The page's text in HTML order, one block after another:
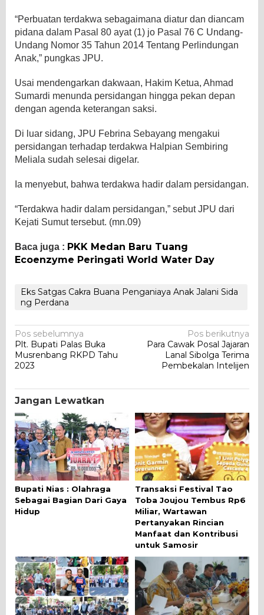
“Perbuatan terdakwa sebagaimana diatur dan diancam
pidana dalam Pasal 80 ayat (1) jo Pasal 76 C Undang-
Undang Nomor 35 Tahun 2014 Tentang Perlindungan
Anak,” pungkas JPU.
Usai mendengarkan dakwaan, Hakim Ketua, Ahmad
Sumardi menunda persidangan hingga pekan depan
dengan agenda keterangan saksi.
Di luar sidang, JPU Febrina Sebayang mengakui
persidangan terhadap terdakwa Halpian Sembiring
Meliala sudah selesai digelar.
Ia menyebut, bahwa terdakwa hadir dalam persidangan.
“Terdakwa hadir dalam persidangan,” sebut JPU dari
Kejati Sumut tersebut. (mn.09)
Baca juga : PKK Medan Baru Tuang
Ecoenzyme Peringati World Water Day
Eks Satgas Cakra Buana Penganiaya Anak Jalani Sida
ng Perdana
Navigasi
pos
Pos sebelumnya
Plt. Bupati Palas Buka
Musrenbang RKPD Tahu
2023
Pos berikutnya
Para Cawak Posal Jajaran
Lanal Sibolga Terima
Pembekalan Intelijen
Jangan Lewatkan
Bupati Nias : Olahraga
Sebagai Bagian Dari Gaya
Hidup
Transaksi Festival Tao
Toba Joujou Tembus Rp6
Miliar, Wartawan
Pertanyakan Rincian
Manfaat dan Kontribusi
untuk Samosir